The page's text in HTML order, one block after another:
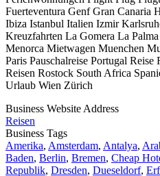
Fuerteventura Genf Gran Canaria
Ibiza Istanbul Italien Izmir
Kreuzfahrten La Gomera La
Menorca Mietwagen Muenchen
Paris Pauschalreise Portugal Reise
Reisen Rostock South Africa
Urlaub Wien Zürich
Business Website Address
Reisen
Business Tags
Amerika, Amsterdam, Antalya,
Baden, Berlin, Bremen, Cheap
Republik, Dresden, Dueseldorf,